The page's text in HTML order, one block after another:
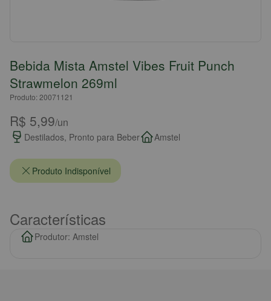
Bebida Mista Amstel Vibes Fruit Punch
Strawmelon 269ml
Produto: 20071121
R$ 5,99/un
Destilados, Pronto para Beber Amstel
Produto Indisponível
Características
Produtor: Amstel